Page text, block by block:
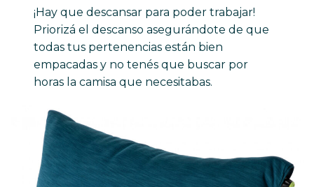
¡Hay que descansar para poder trabajar!
Priorizá el descanso asegurándote de que
todas tus pertenencias están bien
empacadas y no tenés que buscar por
horas la camisa que necesitabas.